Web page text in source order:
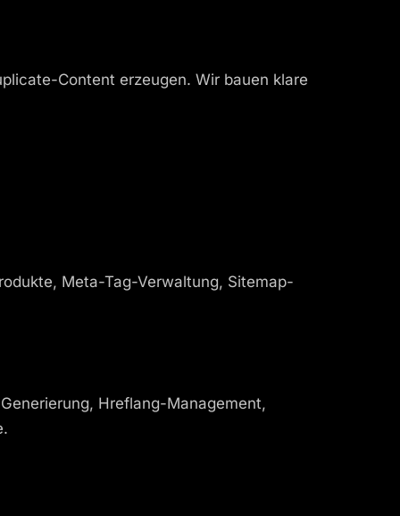
Content erzeugen. Wir bauen klare
Meta-Tag-Verwaltung, Sitemap-
Hreflang-Management,